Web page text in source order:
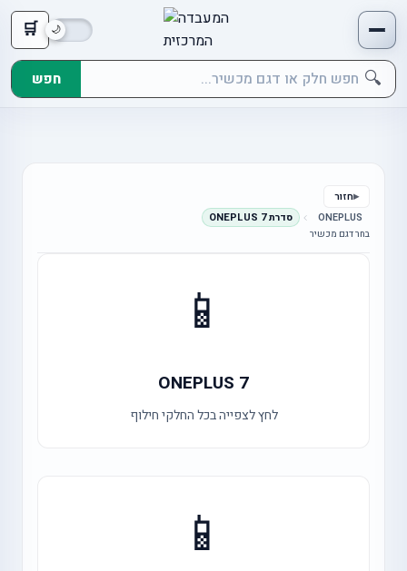
🛒
🔍 חפש
חזור
ONEPLUS
סדרת ONEPLUS 7
בחר דגם מכשיר
📱
ONEPLUS 7
לחץ לצפייה בכל החלקי חילוף
📱